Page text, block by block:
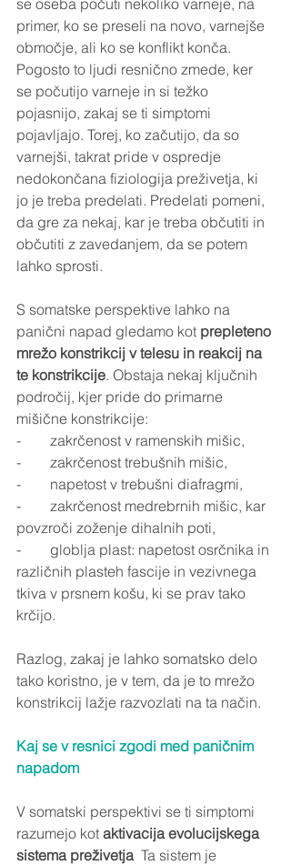
se oseba počuti nekoliko varneje, na
primer, ko se preseli na novo, varnejše
območje, ali ko se konflikt konča.
Pogosto to ljudi resnično zmede, ker
se počutijo varneje in si težko
pojasnijo, zakaj se ti simptomi
pojavljajo. Torej, ko začutijo, da so
varnejši, takrat pride v ospredje
nedokončana fiziologija preživetja, ki
jo je treba predelati. Predelati pomeni,
da gre za nekaj, kar je treba občutiti in
občutiti z zavedanjem, da se potem
lahko sprosti.
S somatske perspektive lahko na
panični napad gledamo kot prepleteno
mrežo konstrikcij v telesu in reakcij na
te konstrikcije. Obstaja nekaj ključnih
področij, kjer pride do primarne
mišične konstrikcije:
-        zakrčenost v ramenskih mišic,
-        zakrčenost trebušnih mišic,
-        napetost v trebušni diafragmi,
-        zakrčenost medrebrnih mišic, kar
povzroči zoženje dihalnih poti,
-        globlja plast: napetost osrčnika in
različnih plasteh fascije in vezivnega
tkiva v prsnem košu, ki se prav tako
krčijo.
Razlog, zakaj je lahko somatsko delo
tako koristno, je v tem, da je to mrežo
konstrikcij lažje razvozlati na ta način.
Kaj se v resnici zgodi med paničnim
napadom
V somatski perspektivi se ti simptomi
razumejo kot aktivacija evolucijskega
sistema preživetja Ta sistem je